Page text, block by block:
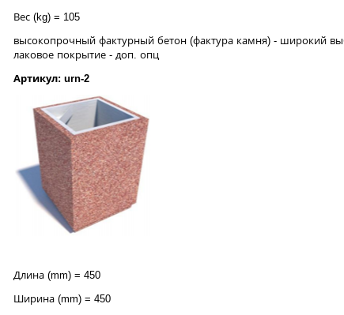
Вес (kg) = 105
высокопрочный фактурный бетон (фактура камня) - широкий
лаковое покрытие - доп. опц
Артикул: urn-2
Длина (mm) = 450
Ширина (mm) = 450